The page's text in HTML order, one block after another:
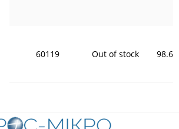
60119 Out of stock 98.66